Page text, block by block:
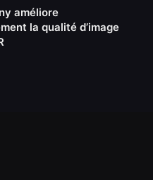
améliore
la qualité d’image